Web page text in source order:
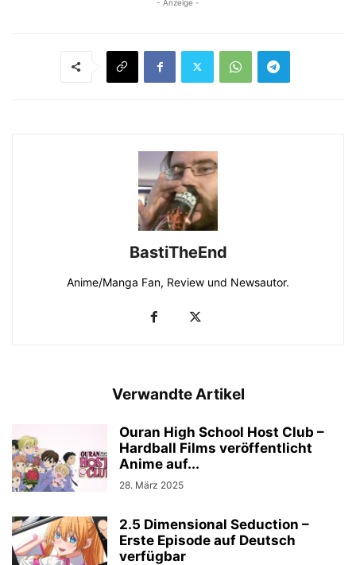
- Anzeige -
BastiTheEnd
Anime/Manga Fan, Review und Newsautor.
Verwandte Artikel
Ouran High School Host Club –
Hardball Films veröffentlicht
Anime auf...
28. März 2025
2.5 Dimensional Seduction –
Erste Episode auf Deutsch
verfügbar